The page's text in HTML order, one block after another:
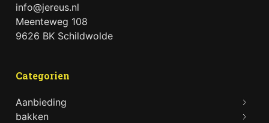
info@jereus.nl
Meenteweg 108
9626 BK Schildwolde
Categorien
Aanbieding
bakken